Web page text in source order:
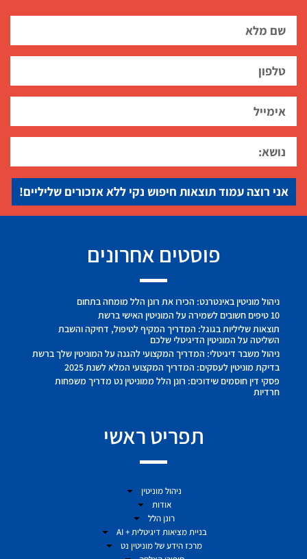
אני רוצה עמוד תוצאות חיפוש נקי ללא אזכורים שליליים!
פוסטים אחרונים
ניהול מוניטין באינטרנט: הכירו את רונן הלל מומחה בתחום
10 טיפים חשובים לשמירה על המוניטין האישי ברשת
תוצאות שליליות בגוגל: המדריך המקיף לטיפול, דחיקה והשבת
השליטה על המוניטין הדיגיטלי שלכם
ניהול משבר דיגיטלי: המדריך המקצועי להגנה על המוניטין שלך ברשת
בדיקת מוניטין לעסקים: המדריך המקצועי המלא לשנת 2025
פסקי דין חוסמים שידוכים: רונן הלל ממוניטין נט מדריך משפחות
חרדיות
תפריט ראשי
ניהול מוניטין
אודות
רונן הלל
בניית מציאות דיגיטלית + AI
מרכז הידע של מוניטין נט